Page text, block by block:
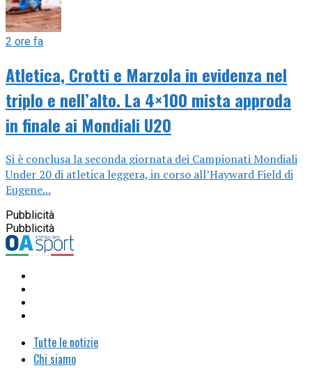
2 ore fa
Atletica, Crotti e Marzola in evidenza nel
triplo e nell’alto. La 4×100 mista approda
in finale ai Mondiali U20
Si è conclusa la seconda giornata dei Campionati Mondiali
Under 20 di atletica leggera, in corso all’Hayward Field di
Eugene...
Pubblicità
Pubblicità
Tutte le notizie
Chi siamo